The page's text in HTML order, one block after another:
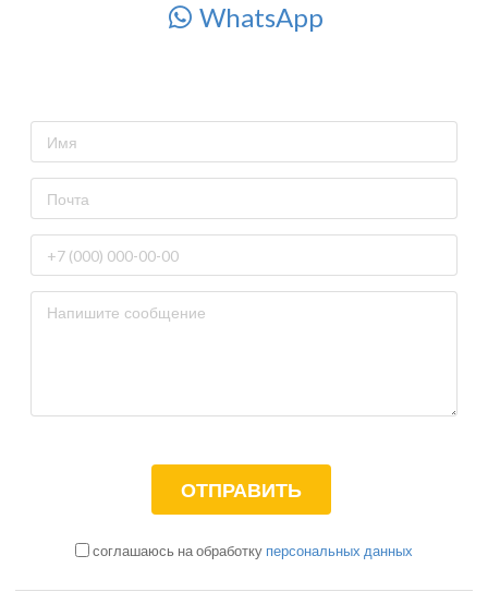
WhatsApp
соглашаюсь на обработку персональных данных